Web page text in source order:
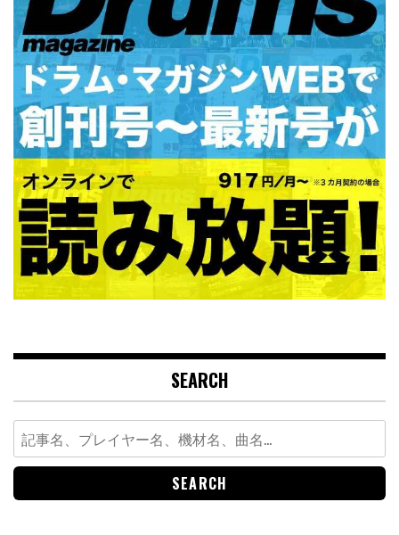
SEARCH
Search
for: